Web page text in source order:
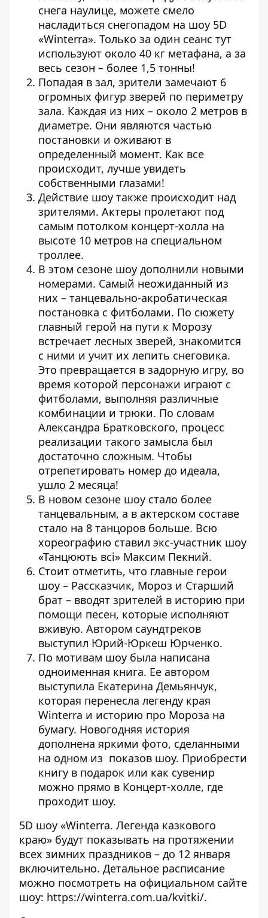
снега наулице, можете смело
насладиться снегопадом на шоу 5D
«Winterra». Только за один сеанс тут
используют около 40 кг метафана, а за
весь сезон – более 1,5 тонны!
Попадая в зал, зрители замечают 6
огромных фигур зверей по периметру
зала. Каждая из них – около 2 метров в
диаметре. Они являются частью
постановки и оживают в
определенный момент. Как все
происходит, лучше увидеть
собственными глазами!
Действие шоу также происходит над
зрителями. Актеры пролетают под
самым потолком концерт-холла на
высоте 10 метров на специальном
троллее.
В этом сезоне шоу дополнили новыми
номерами. Самый неожиданный из
них – танцевально-акробатическая
постановка с фитболами. По сюжету
главный герой на пути к Морозу
встречает лесных зверей, знакомится
с ними и учит их лепить снеговика.
Это превращается в задорную игру, во
время которой персонажи играют с
фитболами, выполняя различные
комбинации и трюки. По словам
Александра Братковского, процесс
реализации такого замысла был
достаточно сложным. Чтобы
отрепетировать номер до идеала,
ушло 2 месяца!
В новом сезоне шоу стало более
танцевальным, а в актерском составе
стало на 8 танцоров больше. Всю
хореографию ставил экс-участник шоу
«Танцюють всі» Максим Пекний.
Стоит отметить, что главные герои
шоу – Рассказчик, Мороз и Старший
брат – вводят зрителей в историю при
помощи песен, которые исполняют
вживую. Автором саундтреков
выступил Юрий-Юркеш Юрченко.
По мотивам шоу была написана
одноименная книга. Ее автором
выступила Екатерина Демьянчук,
которая перенесла легенду края
Winterra и историю про Мороза на
бумагу. Новогодняя история
дополнена яркими фото, сделанными
на одном из показов шоу. Приобрести
книгу в подарок или как сувенир
можно прямо в Концерт-холле, где
проходит шоу.
5D шоу «Winterra. Легенда казкового
краю» будут показывать на протяжении
всех зимних праздников – до 12 января
включительно. Детальное расписание
можно посмотреть на официальном сайте
шоу: https://winterra.com.ua/kvitki/.